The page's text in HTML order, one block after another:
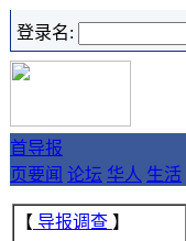
登录名:
首
页
导报
要闻 论坛 华人 生活
【 导报调查 】